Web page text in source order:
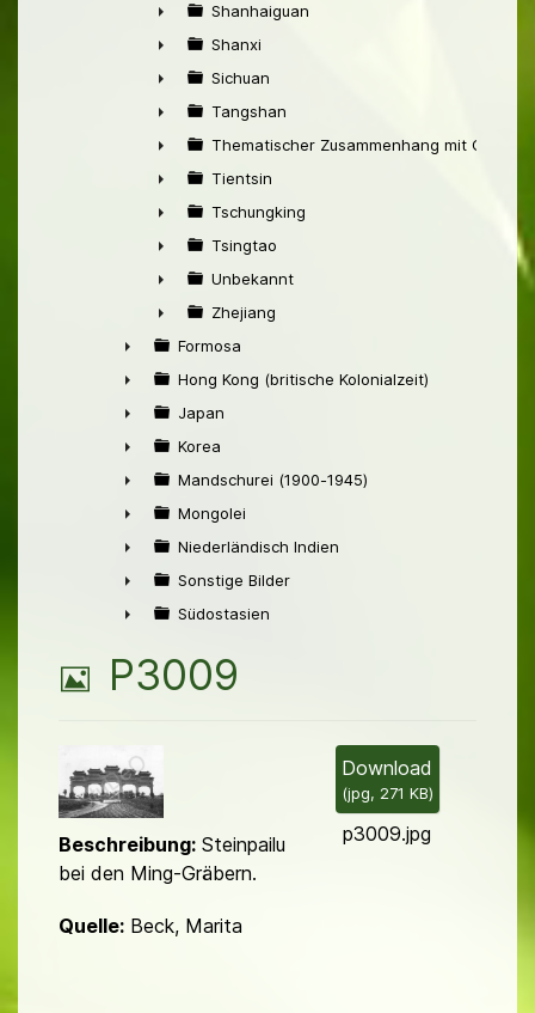
►
►
Shanhaiguan
►
Shanxi
►
Sichuan
►
Tangshan
►
Thematischer Zusammenhang mit China
►
Tientsin
►
Tschungking
►
Tsingtao
►
Unbekannt
►
Zhejiang
►
Formosa
►
Hong Kong (britische Kolonialzeit)
►
Japan
►
Korea
►
Mandschurei (1900-1945)
►
Mongolei
►
Niederländisch Indien
►
Sonstige Bilder
Südostasien
B
l
d
P3009
Download
(jpg, 271 KB)
p3009.jpg
Beschreibung: Steinpailu
bei den Ming-Gräbern.
Quelle: Beck, Marita